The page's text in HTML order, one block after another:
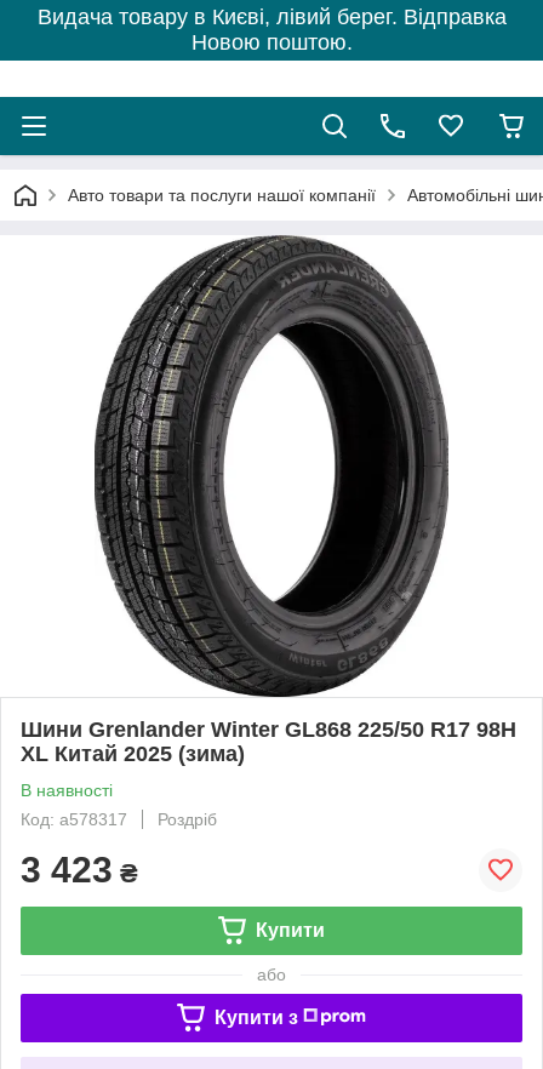
Видача товару в Києві, лівий берег. Відправка
Новою поштою.
Авто товари та послуги нашої компанії Автомобільні
Шини Grenlander Winter GL868 225/50 R17 98H
XL Китай 2025 (зима)
В наявності
Код: a578317
Роздріб
3 423 ₴
Купити
або
Купити з